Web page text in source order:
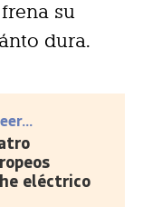
su
dura.
eléctrico